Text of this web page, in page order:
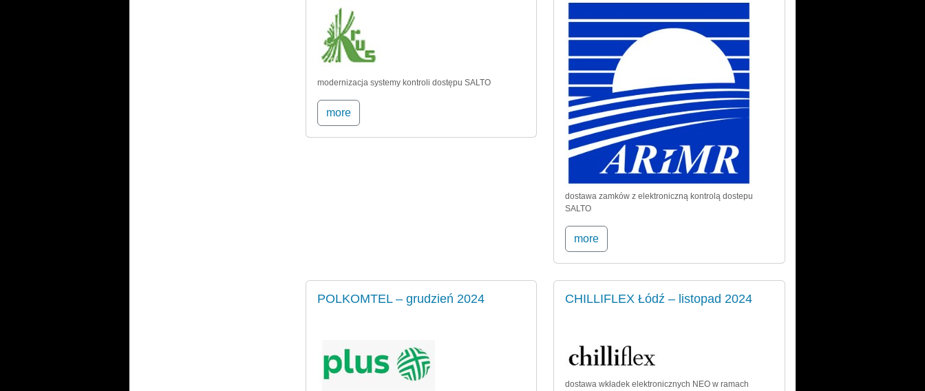
modernizacja systemy kontroli dostępu SALTO
more
dostawa zamków z elektroniczną kontrolą dostepu
SALTO
more
POLKOMTEL – grudzień 2024 CHILLIFLEX Łódź – listopad 2024
dostawa wkładek elektronicznych NEO w ramach